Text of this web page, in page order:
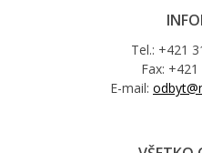
Tel.: +421
Fax:
E-mail: